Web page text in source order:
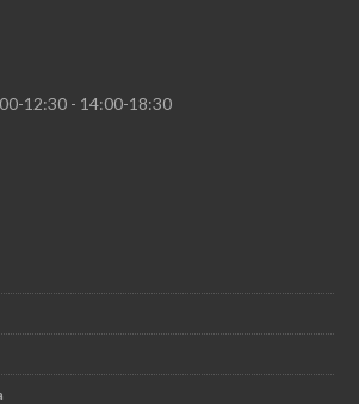
12:30 - 14:00-18:30